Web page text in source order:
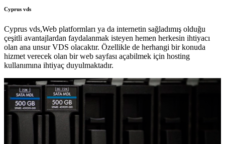
Cyprus vds
Cyprus vds,Web platformları ya da internetin sağladımış olduğu
çeşitli avantajlardan faydalanmak isteyen hemen herkesin ihtiyacı
olan ana unsur VDS olacaktır. Özellikle de herhangi bir konuda
hizmet verecek olan bir web sayfası açabilmek için hosting
kullanımına ihtiyaç duyulmaktadır.